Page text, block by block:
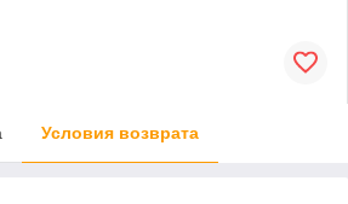
Условия возврата